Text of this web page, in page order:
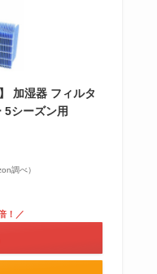
加湿器 フィルタ
5シーズン用
調べ）
！／